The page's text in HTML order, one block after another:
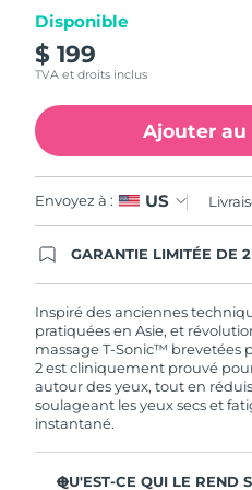
page.
Disponible
$ 199
TVA et droits inclus
Ajouter au
Envoyez à : US
GARANTIE LIMITÉE DE
FOREO. Cela signifie que
problèmes avec votre
de garantie limitée,
dernier gratuitement.
Inspiré des anciennes
pratiquées en Asie, et
massage T-Sonic™ brevetées
2 est cliniquement prouvé
autour des yeux, tout en
soulageant les yeux secs et
instantané.
QU'EST-CE QUI LE REND
Turquie
Royaume-Uni
États-Unis
Ouzbékistan